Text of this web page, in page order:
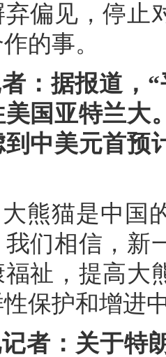
偏见，停止
的事。
：据报道，
国亚特兰大
中美元首预
熊猫是中国
们相信，新
祉，提高大
保护和增进
者：关于特